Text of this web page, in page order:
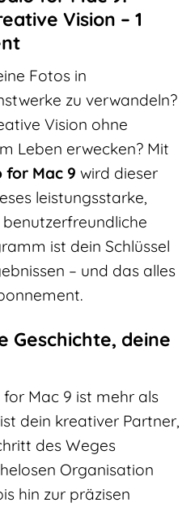
Vision – 1
Fotos in
zu verwandeln?
Vision ohne
Leben erwecken? Mit
for Mac 9 wird dieser
leistungsstarke,
ist dein Schlüssel
– und das alles
Geschichte, deine
Mac 9 ist mehr als
dein kreativer Partner,
des Weges
Organisation
hin zur präzisen